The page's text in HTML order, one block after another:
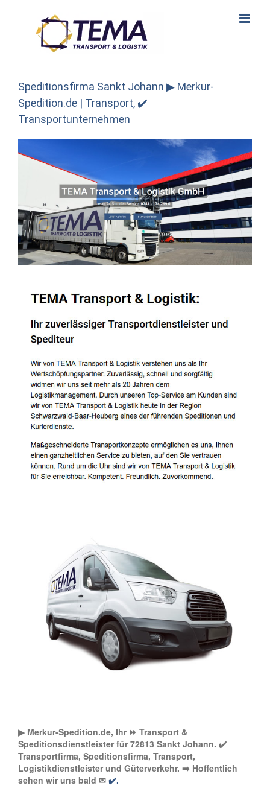
Speditionsfirma Sankt Johann ▶︎ Merkur-
Spedition.de | Transport, ✔️
Transportunternehmen
▶︎ Merkur-Spedition.de, Ihr ⏩ Transport &
Speditionsdienstleister für 72813 Sankt Johann. ✔️
Transportfirma, Speditionsfirma, Transport,
Logistikdienstleister und Güterverkehr. ➡️ Hoffentlich
sehen wir uns bald ✉ ✔️.